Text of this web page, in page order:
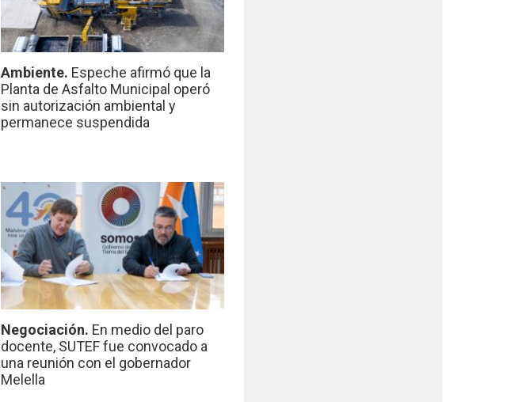
Ambiente. Espeche afirmó que la
Planta de Asfalto Municipal operó
sin autorización ambiental y
permanece suspendida
Negociación. En medio del paro
docente, SUTEF fue convocado a
una reunión con el gobernador
Melella